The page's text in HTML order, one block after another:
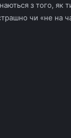
з того,
чи «не на